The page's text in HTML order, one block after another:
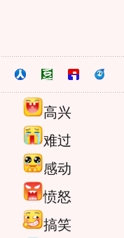
高兴
难过
感动
愤怒
搞笑